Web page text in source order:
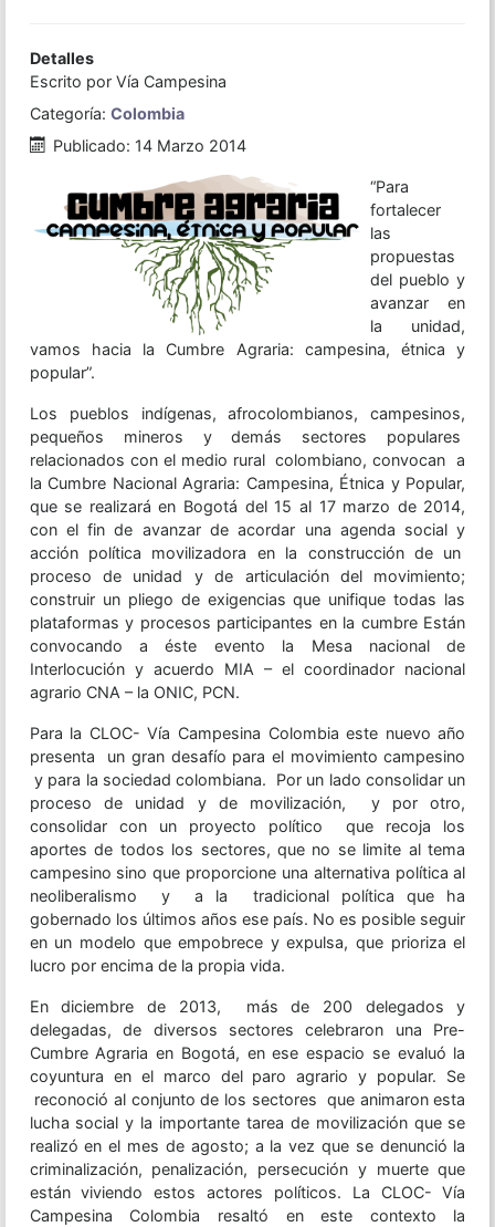
Detalles
Escrito por Vía Campesina
Categoría: Colombia
Publicado: 14 Marzo 2014
“Para
fortalecer
las
propuestas
del pueblo y
avanzar en
la unidad,
vamos hacia la Cumbre Agraria: campesina, étnica y
popular”.
Los pueblos indígenas, afrocolombianos, campesinos,
pequeños mineros y demás sectores populares
relacionados con el medio rural colombiano, convocan a
la Cumbre Nacional Agraria: Campesina, Étnica y Popular,
que se realizará en Bogotá del 15 al 17 marzo de 2014,
con el fin de avanzar de acordar una agenda social y
acción política movilizadora en la construcción de un
proceso de unidad y de articulación del movimiento;
construir un pliego de exigencias que unifique todas las
plataformas y procesos participantes en la cumbre Están
convocando a éste evento la Mesa nacional de
Interlocución y acuerdo MIA – el coordinador nacional
agrario CNA – la ONIC, PCN.
Para la CLOC- Vía Campesina Colombia este nuevo año
presenta un gran desafío para el movimiento campesino
y para la sociedad colombiana. Por un lado consolidar un
proceso de unidad y de movilización, y por otro,
consolidar con un proyecto político que recoja los
aportes de todos los sectores, que no se limite al tema
campesino sino que proporcione una alternativa política al
neoliberalismo y a la tradicional política que ha
gobernado los últimos años ese país. No es posible seguir
en un modelo que empobrece y expulsa, que prioriza el
lucro por encima de la propia vida.
En diciembre de 2013, más de 200 delegados y
delegadas, de diversos sectores celebraron una Pre-
Cumbre Agraria en Bogotá, en ese espacio se evaluó la
coyuntura en el marco del paro agrario y popular. Se
reconoció al conjunto de los sectores que animaron esta
lucha social y la importante tarea de movilización que se
realizó en el mes de agosto; a la vez que se denunció la
criminalización, penalización, persecución y muerte que
están viviendo estos actores políticos. La CLOC- Vía
Campesina Colombia resaltó en este contexto la